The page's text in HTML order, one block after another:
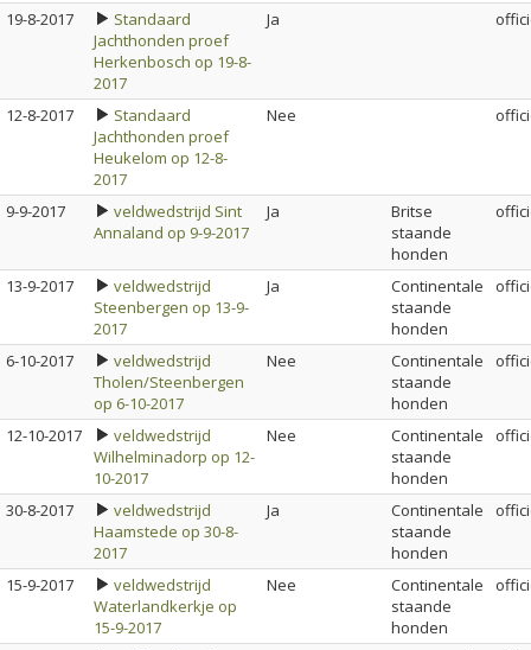
19-8-2017
Standaard
Jachthonden proef
Herkenbosch op 19-8-
2017
Ja
12-8-2017
Standaard
Jachthonden proef
Heukelom op 12-8-
2017
Nee
9-9-2017
veldwedstrijd Sint
Annaland op 9-9-2017
Ja
Britse
staande
honden
13-9-2017
veldwedstrijd
Steenbergen op 13-9-
2017
Ja
Continentale
staande
honden
6-10-2017
veldwedstrijd
Tholen/Steenbergen
op 6-10-2017
Nee
Continentale
staande
honden
12-10-2017
veldwedstrijd
Wilhelminadorp op 12-
10-2017
Nee
Continentale
staande
honden
30-8-2017
veldwedstrijd
Haamstede op 30-8-
2017
Ja
Continentale
staande
honden
15-9-2017
veldwedstrijd
Waterlandkerkje op
15-9-2017
Nee
Continentale
staande
honden